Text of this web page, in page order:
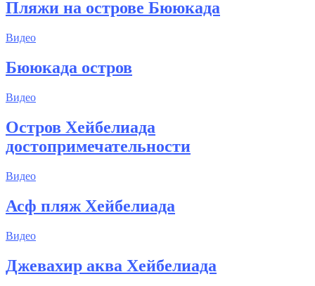
Пляжи на острове Бююкада
Видео
Бююкада остров
Видео
Остров Хейбелиада
достопримечательности
Видео
Асф пляж Хейбелиада
Видео
Джевахир аква Хейбелиада